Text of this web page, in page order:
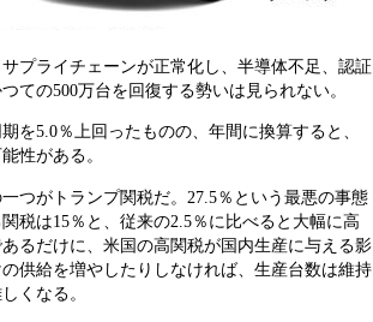
プライチェーンが正常化し、半導体不足、認証
ての500万台を回復する勢いは見られない。
を5.0％上回ったものの、年間に換算すると、
性がある。
つがトランプ関税だ。27.5％という最悪の事態
税は15％と、従来の2.5％に比べると大幅に高
るだけに、米国の高関税が国内生産に与える影
供給を増やしたりしなければ、生産台数は維持
くなる。